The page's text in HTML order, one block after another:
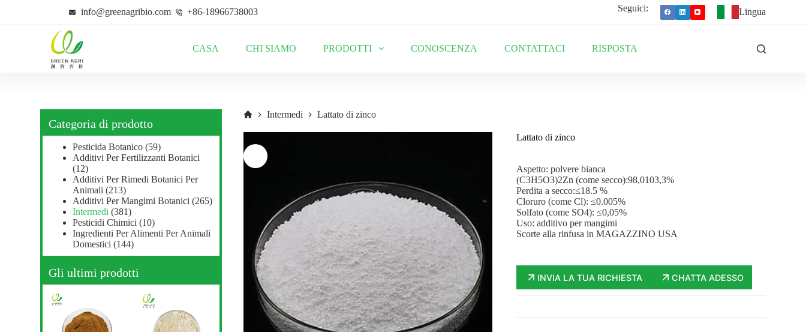
info@greenagribio.com +86-18966738003 Seguici: Lingua
CASA CHI SIAMO PRODOTTI CONOSCENZA CONTATTACI RISPOSTA
Intermedi Lattato di zinco
Lattato di zinco
Aspetto: polvere bianca
(C3H5O3)2Zn (come secco):98,0103,3%
Perdita a secco:≤18.5 %
Cloruro (come Cl): ≤0.005%
Solfato (come SO4): ≤0,05%
Uso: additivo per mangimi
Scorte alla rinfusa in MAGAZZINO USA
INVIA LA TUA RICHIESTA CHATTA ADESSO
Categoria di prodotto
Pesticida Botanico (59)
Additivi Per Fertilizzanti Botanici
(12)
Additivi Per Rimedi Botanici Per
Animali (213)
Additivi Per Mangimi Botanici (265)
Intermedi (381)
Pesticidi Chimici (10)
Ingredienti Per Alimenti Per Animali
Domestici (144)
Gli ultimi prodotti